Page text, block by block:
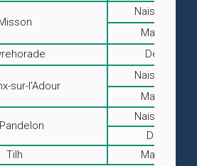
Naissances
Mariages
Décès
sur-l'Adour
Naissances
Mariages
Naissances
Décès
Tilh
Mariages